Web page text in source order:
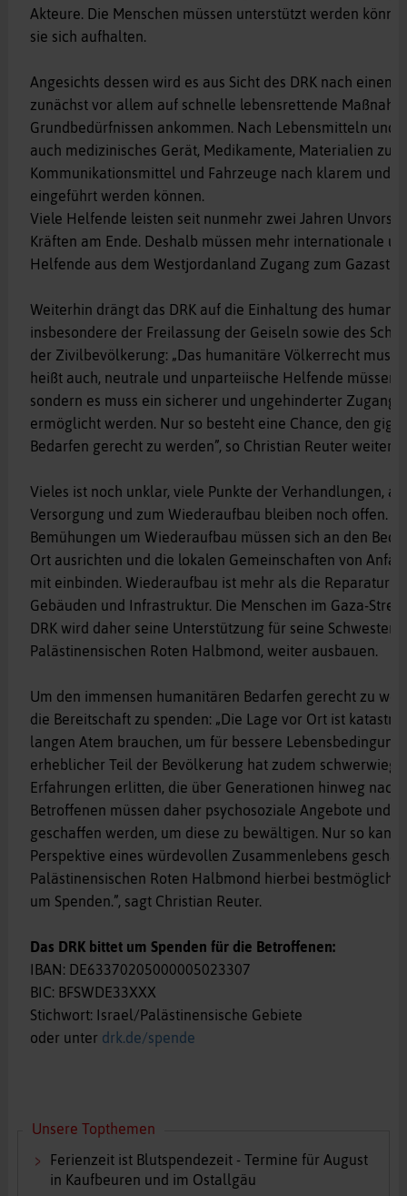
Akteure. Die Menschen müssen unterstützt werden
sie sich aufhalten.
Angesichts dessen wird es aus Sicht des DRK nach
zunächst vor allem auf schnelle lebensrettende
Grundbedürfnissen ankommen. Nach Lebensmitteln und
auch medizinisches Gerät, Medikamente, Materialien zur
Kommunikationsmittel und Fahrzeuge nach klarem und
eingeführt werden können.
Viele Helfende leisten seit nunmehr zwei Jahren
Kräften am Ende. Deshalb müssen mehr internationale
Helfende aus dem Westjordanland Zugang zum
Weiterhin drängt das DRK auf die Einhaltung des
insbesondere der Freilassung der Geiseln sowie des
der Zivilbevölkerung: „Das humanitäre Völkerrecht muss
heißt auch, neutrale und unparteiische Helfende müssen
sondern es muss ein sicherer und ungehinderter Zugang
ermöglicht werden. Nur so besteht eine Chance, den
Bedarfen gerecht zu werden”, so Christian Reuter weiter.
Vieles ist noch unklar, viele Punkte der Verhandlungen,
Versorgung und zum Wiederaufbau bleiben noch offen.
Bemühungen um Wiederaufbau müssen sich an den
Ort ausrichten und die lokalen Gemeinschaften von
mit einbinden. Wiederaufbau ist mehr als die Reparatur
Gebäuden und Infrastruktur. Die Menschen im Gaza-
DRK wird daher seine Unterstützung für seine
Palästinensischen Roten Halbmond, weiter ausbauen.
Um den immensen humanitären Bedarfen gerecht zu
die Bereitschaft zu spenden: „Die Lage vor Ort ist
langen Atem brauchen, um für bessere
erheblicher Teil der Bevölkerung hat zudem
Erfahrungen erlitten, die über Generationen hinweg
Betroffenen müssen daher psychosoziale Angebote und
geschaffen werden, um diese zu bewältigen. Nur so kann
Perspektive eines würdevollen Zusammenlebens
Palästinensischen Roten Halbmond hierbei bestmöglich
um Spenden.”, sagt Christian Reuter.
Das DRK bittet um Spenden für die Betroffenen:
IBAN: DE63370205000005023307
BIC: BFSWDE33XXX
Stichwort: Israel/Palästinensische Gebiete
oder unter drk.de/spende
Unsere Topthemen
Ferienzeit ist Blutspendezeit - Termine für August
in Kaufbeuren und im Ostallgäu